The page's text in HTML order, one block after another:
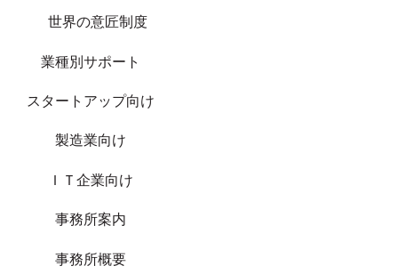
世界の意匠制度
業種別サポート
スタートアップ向け
製造業向け
ＩＴ企業向け
事務所案内
事務所概要